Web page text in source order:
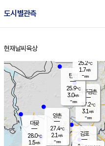
도시별관측
홈
현재날씨 육상
파주금촌
27.2℃
3.1 m/s
-mm
대곶
28.0℃
1.5m/s
탄현
25.9℃
3.0m/s
-mm
김포
양촌
27.4℃
2.1 m/s
-mm
25.2℃
1.7m/s
-mm